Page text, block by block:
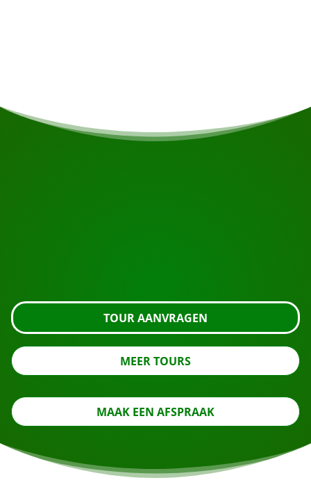
TOUR AANVRAGEN
MEER TOURS
MAAK EEN AFSPRAAK